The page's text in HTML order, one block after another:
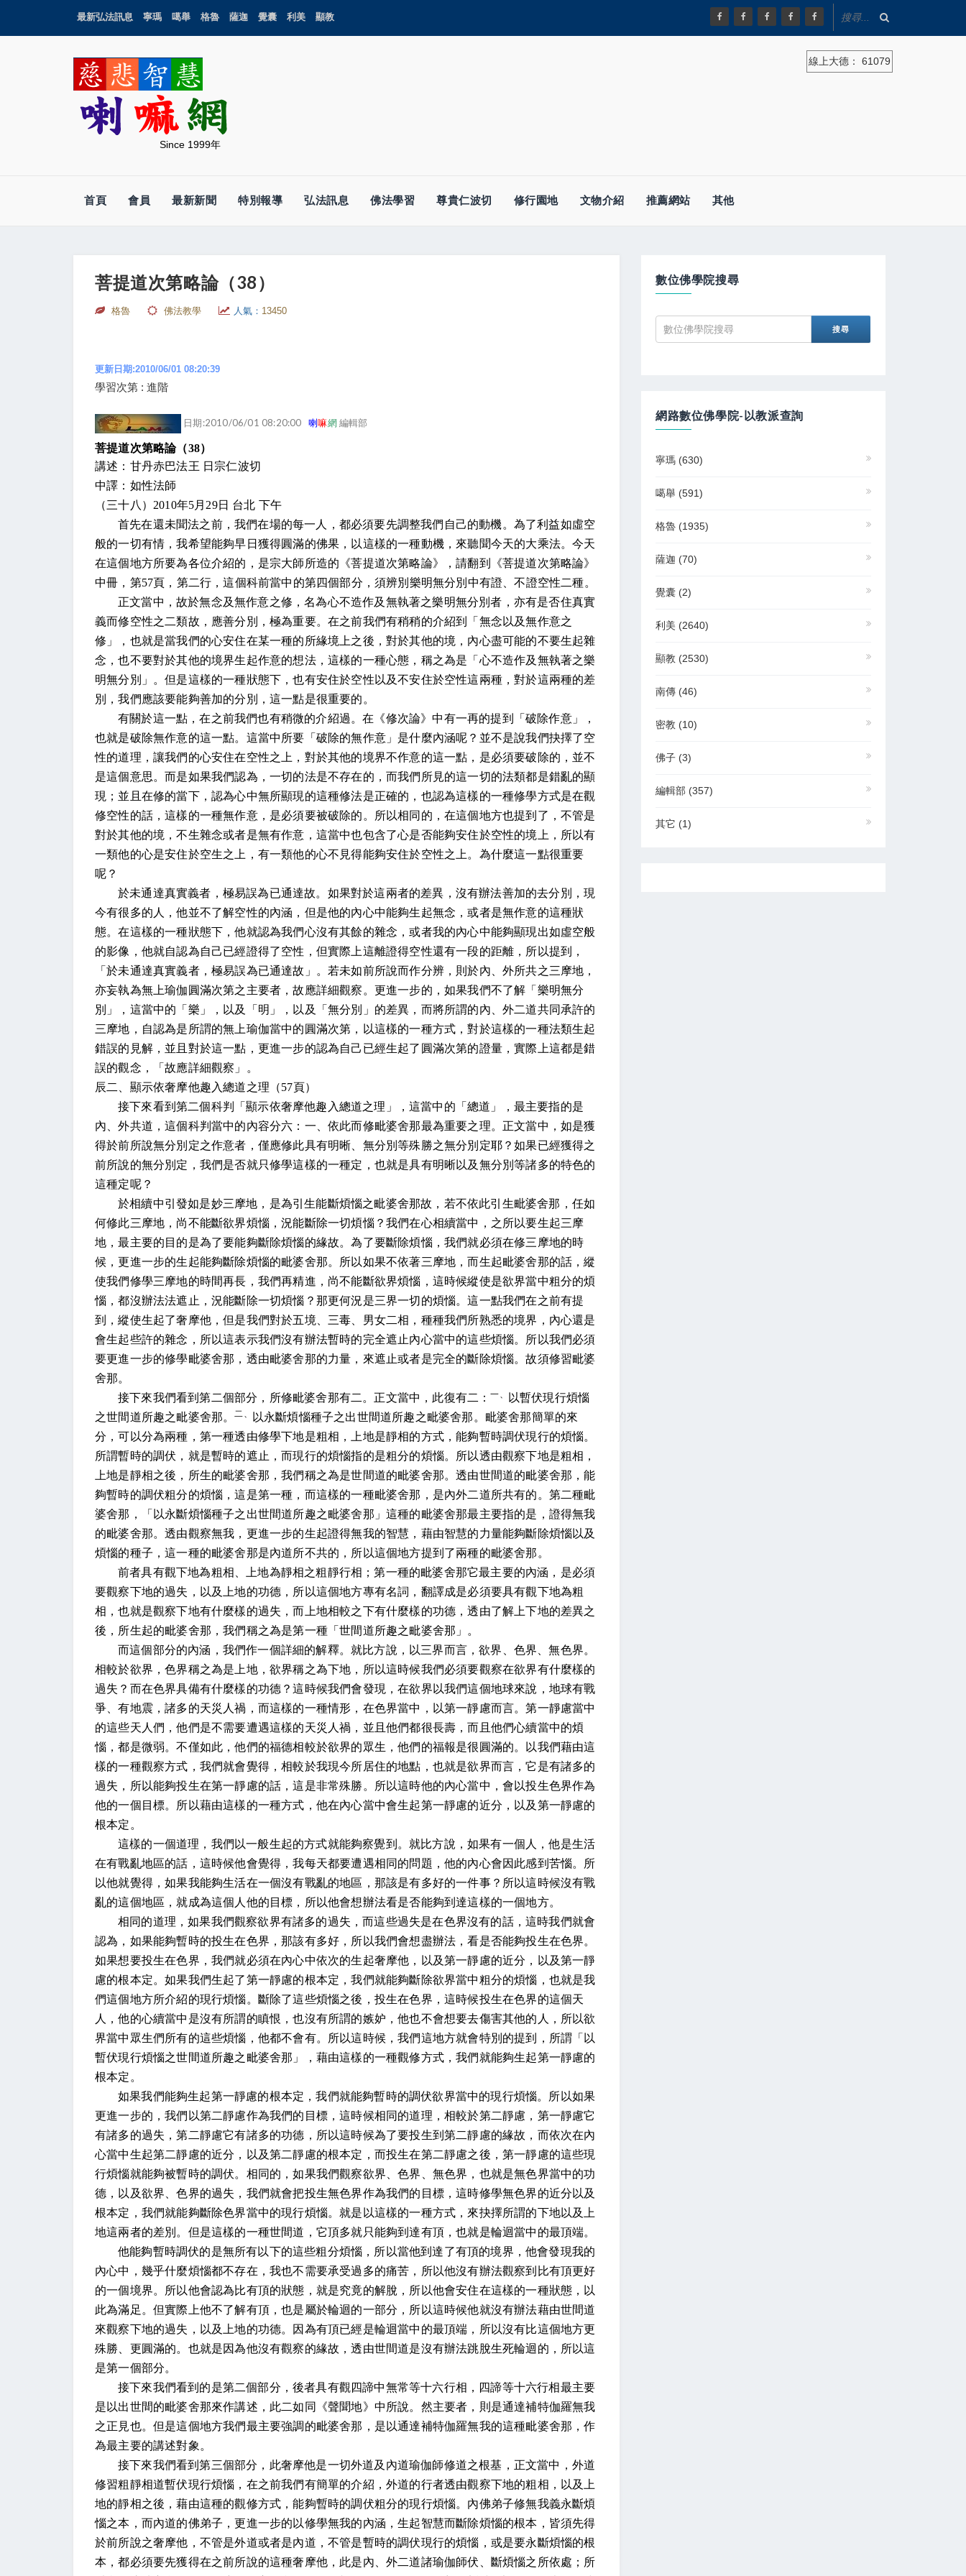
最新弘法訊息 寧瑪 噶舉 格魯 薩迦 覺囊 利美 顯教
Since 1999年
線上大德： 61079
首頁 會員 最新新聞 特別報導 弘法訊息 佛法學習 尊貴仁波切 修行園地 文物介紹 推薦網站 其他
菩提道次第略論（38）
格魯 佛法教學 人氣： 13450
更新日期:2010/06/01 08:20:39
學習次第 : 進階
日期:2010/06/01 08:20:00喇嘛網編輯部
菩提道次第略論（38）
講述：甘丹赤巴法王 日宗仁波切
中譯：如性法師
（三十八） 2010年5月 29日 台北 下午
首先在還未聞法之前，我們在場的每一人，都必須要先調整我們自己的動機。為了利益如虛空
般的一切有情，我希望能夠早日獲得圓滿的佛果，以這樣的一種動機，來聽聞今天的大乘法。今天
在這個地方所要為各位介紹的，是宗大師所造的《菩提道次第略論》，請翻到《菩提道次第略論》
中冊，第57頁，第二行，這個科前當中的第四個部分，須辨別樂明無分別中有證、不證空性二種。
正文當中，故於無念及無作意之修，名為心不造作及無執著之樂明無分別者，亦有是否住真實
義而修空性之二類故，應善分別，極為重要。在之前我們有稍稍的介紹到「無念以及無作意之
修」，也就是當我們的心安住在某一種的所緣境上之後，對於其他的境，內心盡可能的不要生起雜
念，也不要對於其他的境界生起作意的想法，這樣的一種心態，稱之為是「心不造作及無執著之樂
明無分別」。但是這樣的一種狀態下，也有安住於空性以及不安住於空性這兩種，對於這兩種的差
別，我們應該要能夠善加的分別，這一點是很重要的。
有關於這一點，在之前我們也有稍微的介紹過。在《修次論》中有一再的提到「破除作意」，
也就是破除無作意的這一點。這當中所要「破除的無作意」是什麼內涵呢？並不是說我們抉擇了空
性的道理，讓我們的心安住在空性之上，對於其他的境界不作意的這一點，是必須要破除的，並不
是這個意思。而是如果我們認為，一切的法是不存在的，而我們所見的這一切的法類都是錯亂的顯
現；並且在修的當下，認為心中無所顯現的這種修法是正確的，也認為這樣的一種修學方式是在觀
修空性的話，這樣的一種無作意，是必須要被破除的。所以相同的，在這個地方也提到了，不管是
對於其他的境，不生雜念或者是無有作意，這當中也包含了心是否能夠安住於空性的境上，所以有
一類他的心是安住於空生之上，有一類他的心不見得能夠安住於空性之上。為什麼這一點很重要
呢？
於未通達真實義者，極易誤為已通達故。如果對於這兩者的差異，沒有辦法善加的去分別，現
今有很多的人，他並不了解空性的內涵，但是他的內心中能夠生起無念，或者是無作意的這種狀
態。在這樣的一種狀態下，他就認為我們心沒有其餘的雜念，或者我的內心中能夠顯現出如虛空般
的影像，他就自認為自己已經證得了空性，但實際上這離證得空性還有一段的距離，所以提到，
「於未通達真實義者，極易誤為已通達故」。若未如前所說而作分辨，則於內、外所共之三摩地，
亦妄執為無上瑜伽圓滿次第之主要者，故應詳細觀察。更進一步的，如果我們不了解「樂明無分
別」，這當中的「樂」，以及「明」，以及「無分別」的差異，而將所謂的內、外二道共同承許的
三摩地，自認為是所謂的無上瑜伽當中的圓滿次第，以這樣的一種方式，對於這樣的一種法類生起
錯誤的見解，並且對於這一點，更進一步的認為自己已經生起了圓滿次第的證量，實際上這都是錯
誤的觀念，「故應詳細觀察」。
辰二、顯示依奢摩他趣入總道之理（57頁）
接下來看到第二個科判「顯示依奢摩他趣入總道之理」，這當中的「總道」，最主要指的是
內、外共道，這個科判當中的內容分六：一、依此而修毗婆舍那最為重要之理。正文當中，如是獲
得於前所說無分別定之作意者，僅應修此具有明晰、無分別等殊勝之無分別定耶？如果已經獲得之
前所說的無分別定，我們是否就只修學這樣的一種定，也就是具有明晰以及無分別等諸多的特色的
這種定呢？
於相續中引發如是妙三摩地，是為引生能斷煩惱之毗婆舍那故，若不依此引生毗婆舍那，任如
何修此三摩地，尚不能斷欲界煩惱，況能斷除一切煩惱？我們在心相續當中，之所以要生起三摩
地，最主要的目的是為了要能夠斷除煩惱的緣故。為了要斷除煩惱，我們就必須在修三摩地的時
候，更進一步的生起能夠斷除煩惱的毗婆舍那。所以如果不依著三摩地，而生起毗婆舍那的話，縱
使我們修學三摩地的時間再長，我們再精進，尚不能斷欲界煩惱，這時候縱使是欲界當中粗分的煩
惱，都沒辦法法遮止，況能斷除一切煩惱？那更何況是三界一切的煩惱。這一點我們在之前有提
到，縱使生起了奢摩他，但是我們對於五境、三毒、男女二相，種種我們所熟悉的境界，內心還是
會生起些許的雜念，所以這表示我們沒有辦法暫時的完全遮止內心當中的這些煩惱。所以我們必須
要更進一步的修學毗婆舍那，透由毗婆舍那的力量，來遮止或者是完全的斷除煩惱。故須修習毗婆
舍那。
接下來我們看到第二個部分，所修毗婆舍那有二。正文當中，此復有二：一、
以暫伏現行煩惱
之世間道所趣之毗婆舍那。二、
以永斷煩惱種子之出世間道所趣之毗婆舍那。毗婆舍那簡單的來
分，可以分為兩種，第一種透由修學下地是粗相，上地是靜相的方式，能夠暫時調伏現行的煩惱。
所謂暫時的調伏，就是暫時的遮止，而現行的煩惱指的是粗分的煩惱。所以透由觀察下地是粗相，
上地是靜相之後，所生的毗婆舍那，我們稱之為是世間道的毗婆舍那。透由世間道的毗婆舍那，能
夠暫時的調伏粗分的煩惱，這是第一種，而這樣的一種毗婆舍那，是內外二道所共有的。第二種毗
婆舍那，「以永斷煩惱種子之出世間道所趣之毗婆舍那」這種的毗婆舍那最主要指的是，證得無我
的毗婆舍那。透由觀察無我，更進一步的生起證得無我的智慧，藉由智慧的力量能夠斷除煩惱以及
煩惱的種子，這一種的毗婆舍那是內道所不共的，所以這個地方提到了兩種的毗婆舍那。
前者具有觀下地為粗相、上地為靜相之粗靜行相；第一種的毗婆舍那它最主要的內涵，是必須
要觀察下地的過失，以及上地的功德，所以這個地方專有名詞，翻譯成是必須要具有觀下地為粗
相，也就是觀察下地有什麼樣的過失，而上地相較之下有什麼樣的功德，透由了解上下地的差異之
後，所生起的毗婆舍那，我們稱之為是第一種「世間道所趣之毗婆舍那」。
而這個部分的內涵，我們作一個詳細的解釋。就比方說，以三界而言，欲界、色界、無色界。
相較於欲界，色界稱之為是上地，欲界稱之為下地，所以這時候我們必須要觀察在欲界有什麼樣的
過失？而在色界具備有什麼樣的功德？這時候我們會發現，在欲界以我們這個地球來說，地球有戰
爭、有地震，諸多的天災人禍，而這樣的一種情形，在色界當中，以第一靜慮而言。第一靜慮當中
的這些天人們，他們是不需要遭遇這樣的天災人禍，並且他們都很長壽，而且他們心續當中的煩
惱，都是微弱。不僅如此，他們的福德相較於欲界的眾生，他們的福報是很圓滿的。以我們藉由這
樣的一種觀察方式，我們就會覺得，相較於我現今所居住的地點，也就是欲界而言，它是有諸多的
過失，所以能夠投生在第一靜慮的話，這是非常殊勝。所以這時他的內心當中，會以投生色界作為
他的一個目標。所以藉由這樣的一種方式，他在內心當中會生起第一靜慮的近分，以及第一靜慮的
根本定。
這樣的一個道理，我們以一般生起的方式就能夠察覺到。就比方說，如果有一個人，他是生活
在有戰亂地區的話，這時候他會覺得，我每天都要遭遇相同的問題，他的內心會因此感到苦惱。所
以他就覺得，如果我能夠生活在一個沒有戰亂的地區，那該是有多好的一件事？所以這時候沒有戰
亂的這個地區，就成為這個人他的目標，所以他會想辦法看是否能夠到達這樣的一個地方。
相同的道理，如果我們觀察欲界有諸多的過失，而這些過失是在色界沒有的話，這時我們就會
認為，如果能夠暫時的投生在色界，那該有多好，所以我們會想盡辦法，看是否能夠投生在色界。
如果想要投生在色界，我們就必須在內心中依次的生起奢摩他，以及第一靜慮的近分，以及第一靜
慮的根本定。如果我們生起了第一靜慮的根本定，我們就能夠斷除欲界當中粗分的煩惱，也就是我
們這個地方所介紹的現行煩惱。斷除了這些煩惱之後，投生在色界，這時候投生在色界的這個天
人，他的心續當中是沒有所謂的瞋恨，也沒有所謂的嫉妒，他也不會想要去傷害其他的人，所以欲
界當中眾生們所有的這些煩惱，他都不會有。所以這時候，我們這地方就會特別的提到，所謂「以
暫伏現行煩惱之世間道所趣之毗婆舍那」，藉由這樣的一種觀修方式，我們就能夠生起第一靜慮的
根本定。
如果我們能夠生起第一靜慮的根本定，我們就能夠暫時的調伏欲界當中的現行煩惱。所以如果
更進一步的，我們以第二靜慮作為我們的目標，這時候相同的道理，相較於第二靜慮，第一靜慮它
有諸多的過失，第二靜慮它有諸多的功德，所以這時候為了要投生到第二靜慮的緣故，而依次在內
心當中生起第二靜慮的近分，以及第二靜慮的根本定，而投生在第二靜慮之後，第一靜慮的這些現
行煩惱就能夠被暫時的調伏。相同的，如果我們觀察欲界、色界、無色界，也就是無色界當中的功
德，以及欲界、色界的過失，我們就會把投生無色界作為我們的目標，這時修學無色界的近分以及
根本定，我們就能夠斷除色界當中的現行煩惱。就是以這樣的一種方式，來抉擇所謂的下地以及上
地這兩者的差別。但是這樣的一種世間道，它頂多就只能夠到達有頂，也就是輪迴當中的最頂端。
他能夠暫時調伏的是無所有以下的這些粗分煩惱，所以當他到達了有頂的境界，他會發現我的
內心中，幾乎什麼煩惱都不存在，我也不需要承受過多的痛苦，所以他沒有辦法觀察到比有頂更好
的一個境界。所以他會認為比有頂的狀態，就是究竟的解脫，所以他會安住在這樣的一種狀態，以
此為滿足。但實際上他不了解有頂，也是屬於輪迴的一部分，所以這時候他就沒有辦法藉由世間道
來觀察下地的過失，以及上地的功德。因為有頂已經是輪迴當中的最頂端，所以沒有比這個地方更
殊勝、更圓滿的。也就是因為他沒有觀察的緣故，透由世間道是沒有辦法跳脫生死輪迴的，所以這
是第一個部分。
接下來我們看到的是第二個部分，後者具有觀四諦中無常等十六行相，四諦等十六行相最主要
是以出世間的毗婆舍那來作講述，此二如同《聲聞地》中所說。然主要者，則是通達補特伽羅無我
之正見也。但是這個地方我們最主要強調的毗婆舍那，是以通達補特伽羅無我的這種毗婆舍那，作
為最主要的講述對象。
接下來我們看到第三個部分，此奢摩他是一切外道及內道瑜伽師修道之根基，正文當中，外道
修習粗靜相道暫伏現行煩惱，在之前我們有簡單的介紹，外道的行者透由觀察下地的粗相，以及上
地的靜相之後，藉由這種的觀修方式，能夠暫時的調伏粗分的現行煩惱。內佛弟子修無我義永斷煩
惱之本，而內道的佛弟子，更進一步的以修學無我的內涵，生起智慧而斷除煩惱的根本，皆須先得
於前所說之奢摩他，不管是外道或者是內道，不管是暫時的調伏現行的煩惱，或是要永斷煩惱的根
本，都必須要先獲得在之前所說的這種奢摩他，此是內、外二道諸瑜伽師伏、斷煩惱之所依處；所
數位佛學院搜尋
網路數位佛學院-以教派查詢
寧瑪 (630)
噶舉 (591)
格魯 (1935)
薩迦 (70)
覺囊 (2)
利美 (2640)
顯教 (2530)
南傳 (46)
密教 (10)
佛子 (3)
編輯部 (357)
其它 (1)